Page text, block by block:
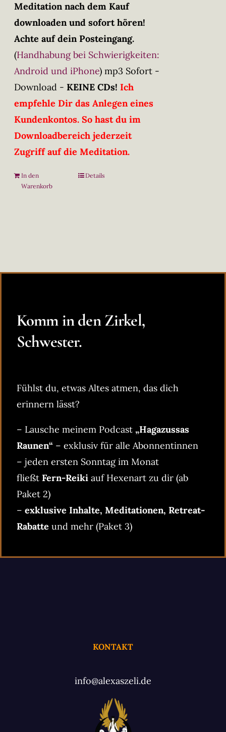
Meditation nach dem Kauf
downloaden und sofort hören!
Achte auf dein Posteingang.
(Handhabung bei Schwierigkeiten:
Android und iPhone) mp3 Sofort -
Download - KEINE CDs! Ich
empfehle Dir das Anlegen eines
Kundenkontos. So hast du im
Downloadbereich jederzeit
Zugriff auf die Meditation.
In den
Warenkorb
Details
Komm in den Zirkel,
Schwester.
Fühlst du, etwas Altes atmen, das dich
erinnern lässt?
– Lausche meinem Podcast „Hagazussas
Raunen“ – exklusiv für alle Abonnentinnen
– jeden ersten Sonntag im Monat
fließt Fern-Reiki auf Hexenart zu dir (ab
Paket 2)
– exklusive Inhalte, Meditationen, Retreat-
Rabatte und mehr (Paket 3)
KONTAKT
info@alexaszeli.de